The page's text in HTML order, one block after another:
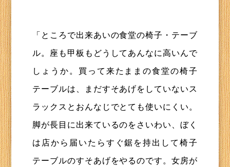
「ところで出来あいの食堂の椅子・テーブ
ル。座も甲板もどうしてあんなに高いんで
しょうか。買って来たままの食堂の椅子
テーブルは、まだすそあげをしていないス
ラックスとおんなじでとても使いにくい。
脚が長目に出来ているのをさいわい、ぼく
は店から届いたらすぐ鋸を持出して椅子
テーブルのすそあげをやるのです。女房が